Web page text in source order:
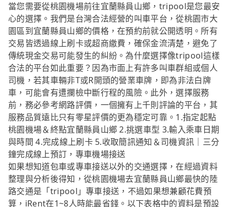
當您需要從桃園機場前往宜蘭縣員山鄉，tripool是您最安
心的選擇。我們是台灣合法經營的叫車平台，從桃園市大
園區到宜蘭縣員山鄉的價格，在預約前就公開透明。所有
交易皆透過線上刷卡或超商繳費，確保金流清楚，避免了
傳統現金交易可能發生的糾紛。為什麼選擇像tripool這樣
合法的平台如此重要？因為市面上有許多叫車群組或個人
司機，若其車輛非T或R開頭的營業車牌，即為非法白牌
車，可能會有遭攔檢中斷行程的風險。此外，選擇服務
前，務必參考網路評價，一個擁有上千則評論的平台，其
服務品質遠比只有零星評價的更為穩定可靠。1.指定起點
桃園機場＆終點宜蘭縣員山鄉 2.挑選車型 3.輸入乘車日期
與時間 4.完成線上刷卡 5.收取簡訊通知＆司機資訊｜三分
鐘完成線上預訂，專車機場接送
如果想知道包車或專車接送以外的交通選擇，在經過資料
整理與分析後得知，從桃園機場去宜蘭縣員山鄉最快的陸
路交通是「tripool」專車接送，不過如果想兼顧花費預
算，iRent在1~8人時能最省錢。以下表格中的資料是預設